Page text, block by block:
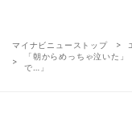
マイナビニューストップ
「朝からめっちゃ泣いた
で…」